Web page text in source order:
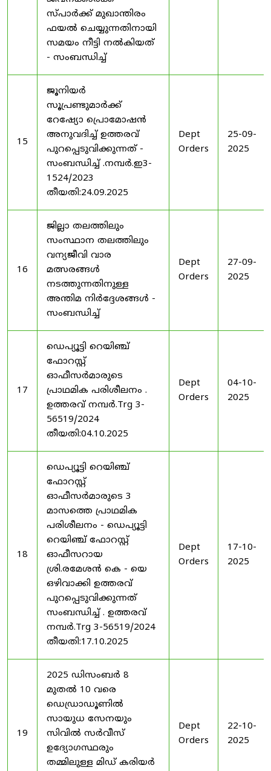
സ്പാർക്ക് മുഖാന്തിരം
ഫയൽ ചെയ്യുന്നതിനായി
സമയം നീട്ടി നൽകിയത്
- സംബന്ധിച്ച്
15
ജൂനിയർ
സൂപ്രണ്ടുമാർക്ക്
റേഷ്യോ പ്രൊമോഷൻ
അനുവദിച്ച് ഉത്തരവ്
പുറപ്പെടുവിക്കുന്നത് -
സംബന്ധിച്ച് .നമ്പർ.ഇ3-
1524/2023
തീയതി:24.09.2025
Dept
Orders
25-09-
2025
16
ജില്ലാ തലത്തിലും
സംസ്ഥാന തലത്തിലും
വന്യജീവി വാര
മത്സരങ്ങൾ
നടത്തുന്നതിനുള്ള
അന്തിമ നിർദ്ദേശങ്ങൾ -
സംബന്ധിച്ച്
Dept
Orders
27-09-
2025
17
ഡെപ്യൂട്ടി റെയിഞ്ച്
ഫോറസ്റ്റ്
ഓഫീസർമാരുടെ
പ്രാഥമിക പരിശീലനം .
ഉത്തരവ് നമ്പർ.Trg 3-
56519/2024
തീയതി:04.10.2025
Dept
Orders
04-10-
2025
18
ഡെപ്യൂട്ടി റെയിഞ്ച്
ഫോറസ്റ്റ്
ഓഫീസർമാരുടെ 3
മാസത്തെ പ്രാഥമിക
പരിശീലനം - ഡെപ്യൂട്ടി
റെയിഞ്ച് ഫോറസ്റ്റ്
ഓഫീസറായ
ശ്രി.രമേശൻ കെ - യെ
ഒഴിവാക്കി ഉത്തരവ്
പുറപ്പെടുവിക്കുന്നത്
സംബന്ധിച്ച് . ഉത്തരവ്
നമ്പർ.Trg 3-56519/2024
തീയതി:17.10.2025
Dept
Orders
17-10-
2025
19
2025 ഡിസംബർ 8
മുതൽ 10 വരെ
ഡെഡ്രാഡൂണിൽ
സായുധ സേനയും
സിവിൽ സർവീസ്
ഉദ്യോഗസ്ഥരും
തമ്മിലുള്ള മിഡ് കരിയർ
Dept
Orders
22-10-
2025